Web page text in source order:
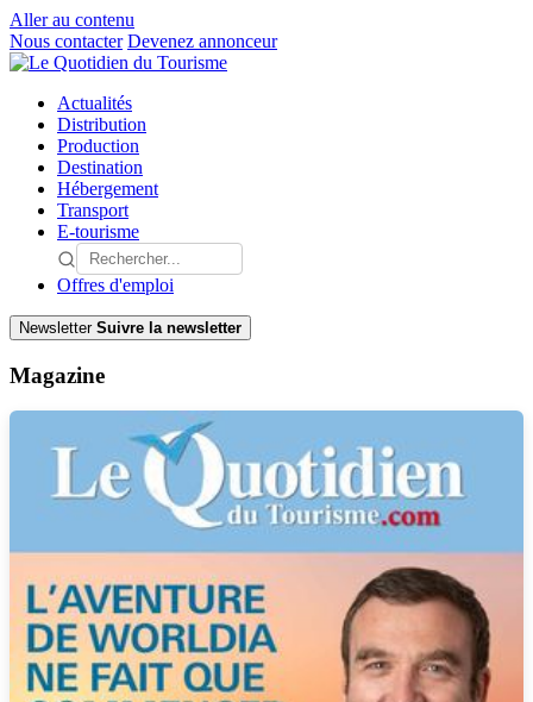
Aller au contenu
Nous contacter Devenez annonceur
Actualités
Distribution
Production
Destination
Hébergement
Transport
E-tourisme
Offres d'emploi
Newsletter Suivre la newsletter
Magazine